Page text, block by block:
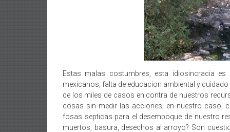
Estas malas costumbres, esta idiosincracia
mexicanos, falta de educacion ambiental y
de los miles de casos en contra de nuestros
cosas sin medir las acciones; en nuestro caso,
fosas septicas para el desemboque de nuestro
muertos, basura, desechos al arroyo? Son